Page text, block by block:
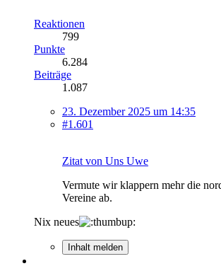
Reaktionen
799
Punkte
6.284
Beiträge
1.087
23. Dezember 2025 um 14:35
#1.601
Zitat von Uns Uwe
Vermute wir klappern mehr die
Vereine ab.
Nix neues
Inhalt melden